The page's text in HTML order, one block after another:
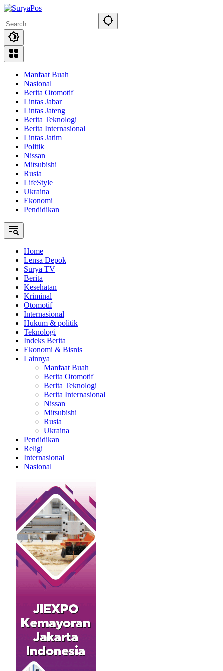
Skip
content
Manfaat Buah
Nasional
Berita Otomotif
Lintas Jabar
Lintas Jateng
Berita Teknologi
Berita Internasional
Lintas Jatim
Politik
Nissan
Mitsubishi
Rusia
LifeStyle
Ukraina
Ekonomi
Pendidikan
Home
Lensa Depok
Surya TV
Berita
Kesehatan
Kriminal
Otomotif
Internasional
Hukum & politik
Teknologi
Indeks Berita
Ekonomi & Bisnis
Lainnya
Manfaat Buah
Berita Otomotif
Berita Teknologi
Berita Internasional
Nissan
Mitsubishi
Rusia
Ukraina
Pendidikan
Religi
Internasional
Nasional